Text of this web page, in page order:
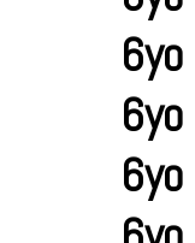
6yo
6yo
6yo